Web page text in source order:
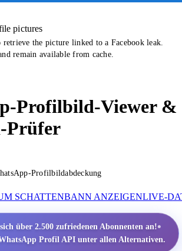
pictures
the picture linked to a Facebook leak.
remain available from cache.
Profilbild-Viewer &
Prüfer
Profilbildabdeckung
SCHATTENBANN ANZEIGENLIVE-
über 2.500 zufriedenen Abonnenten an!•
Profil API unter allen Alternativen.